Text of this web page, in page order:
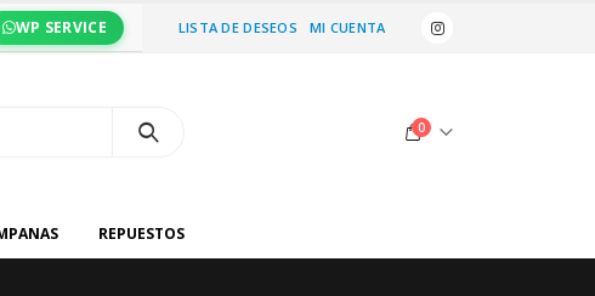
WP SERVICE LISTA DE DESEOS MI CUENTA
0
REPUESTOS